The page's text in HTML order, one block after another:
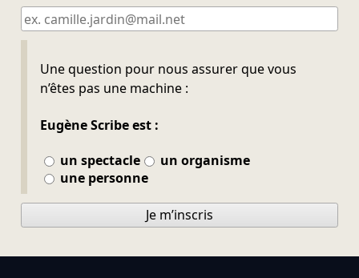
Une question pour nous assurer que vous
n’êtes pas une machine :
Eugène Scribe est :
un spectacle
un organisme
une personne
Ne pas remplir
Je m’inscris